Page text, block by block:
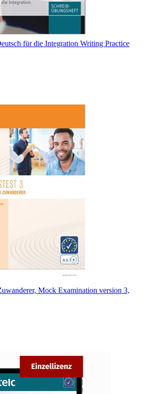
für die Integration Writing Practice
Mock Examination version 3,